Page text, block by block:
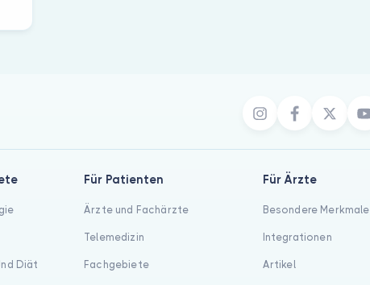
Diät
Für Patienten
Ärzte und Fachärzte
Telemedizin
Fachgebiete
Für Ärzte
Besondere Merkmale
Integrationen
Artikel